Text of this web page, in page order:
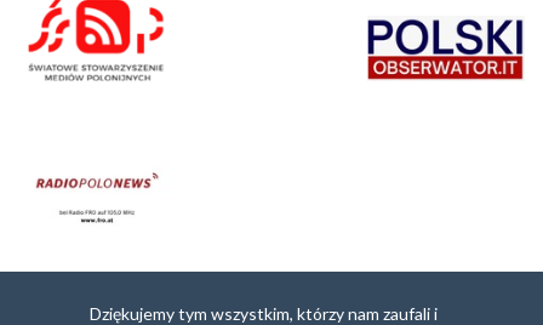
Dziękujemy tym wszystkim, którzy nam zaufali i